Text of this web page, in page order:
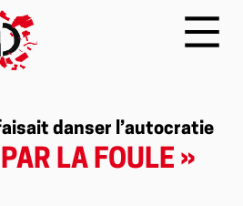
danser l’autocratie
LA FOULE »